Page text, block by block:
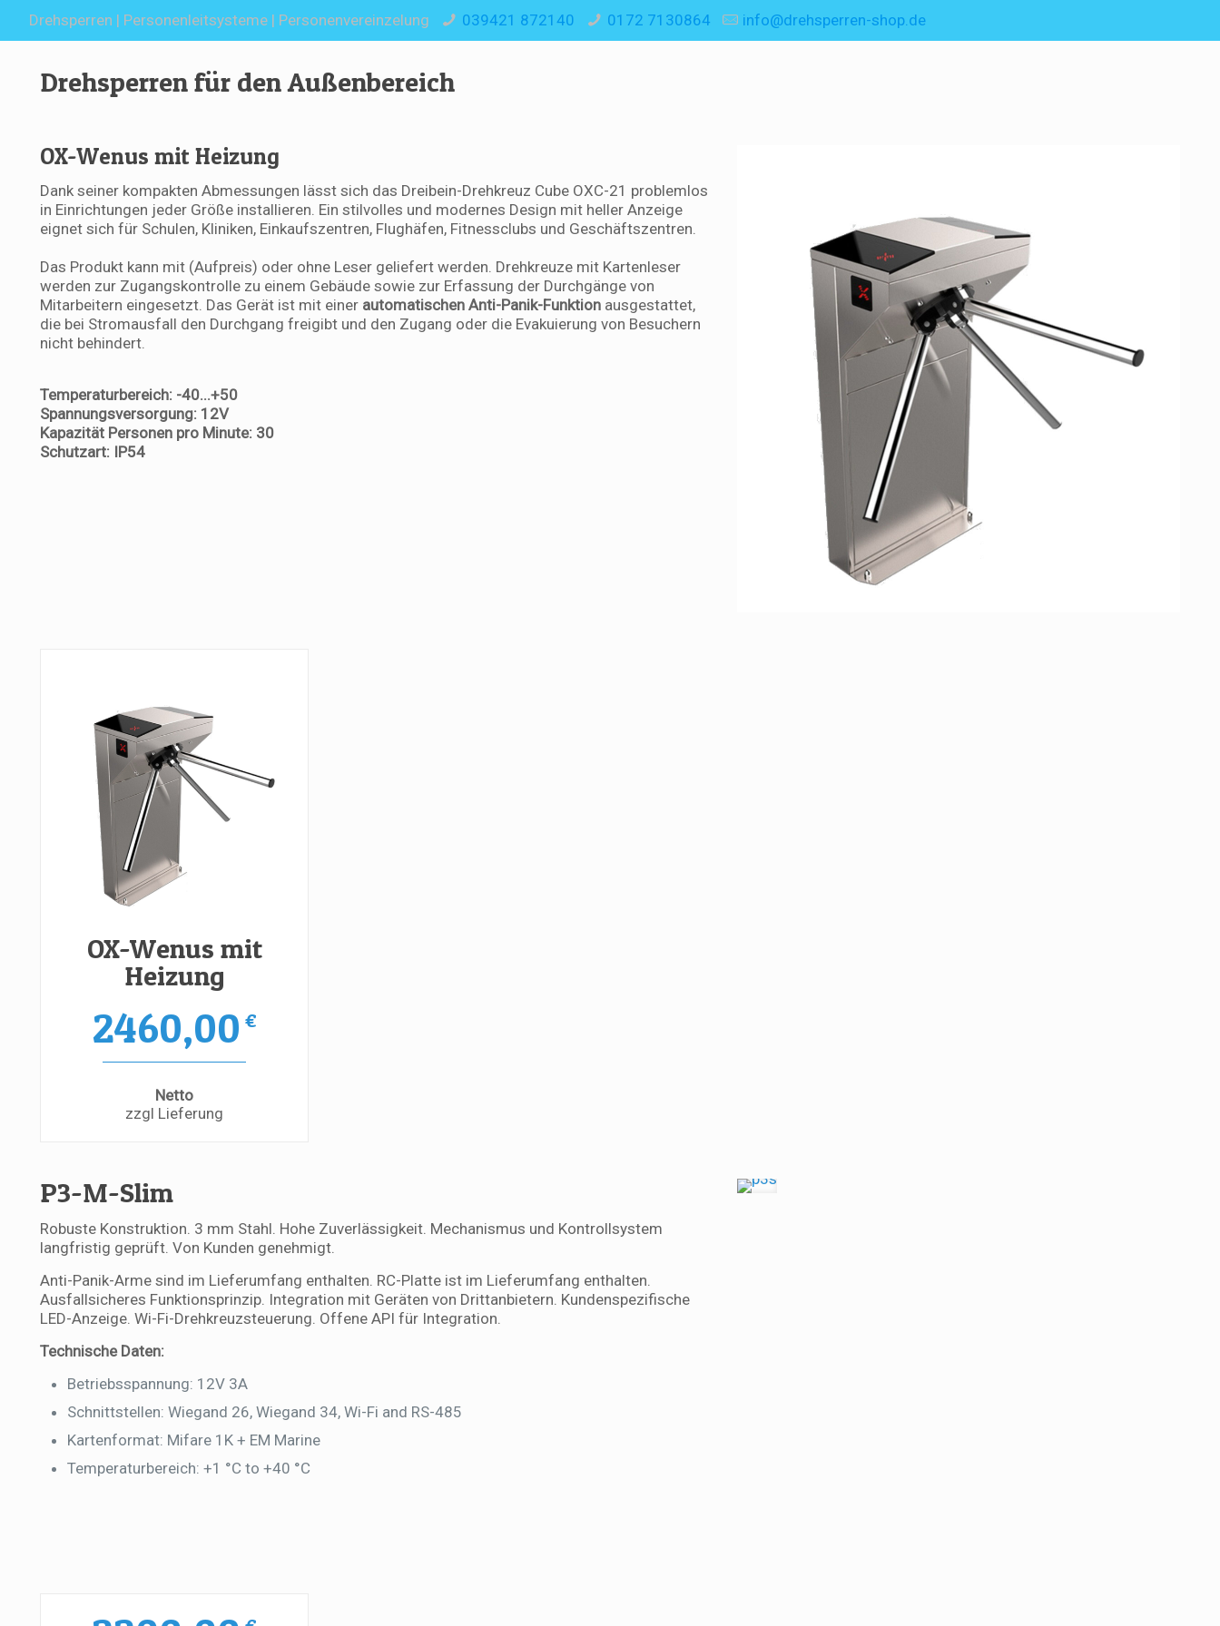
Drehsperren | Personenleitsysteme | Personenvereinzelung 039421 872140 0172 7130864 info@drehsperren-shop.de
Drehsperren für den Außenbereich
OX-Wenus mit Heizung
Dank seiner kompakten Abmessungen lässt sich das Dreibein-Drehkreuz Cube OXC-21 problemlos
in Einrichtungen jeder Größe installieren. Ein stilvolles und modernes Design mit heller Anzeige
eignet sich für Schulen, Kliniken, Einkaufszentren, Flughäfen, Fitnessclubs und Geschäftszentren.
Das Produkt kann mit (Aufpreis) oder ohne Leser geliefert werden. Drehkreuze mit Kartenleser
werden zur Zugangskontrolle zu einem Gebäude sowie zur Erfassung der Durchgänge von
Mitarbeitern eingesetzt. Das Gerät ist mit einer automatischen Anti-Panik-Funktion ausgestattet,
die bei Stromausfall den Durchgang freigibt und den Zugang oder die Evakuierung von Besuchern
nicht behindert.
Temperaturbereich: -40...+50
Spannungsversorgung: 12V
Kapazität Personen pro Minute: 30
Schutzart: IP54
OX-Wenus mit
Heizung
2460,00 €
Netto
zzgl Lieferung
P3-M-Slim
Robuste Konstruktion. 3 mm Stahl. Hohe Zuverlässigkeit. Mechanismus und Kontrollsystem
langfristig geprüft. Von Kunden genehmigt.
Anti-Panik-Arme sind im Lieferumfang enthalten. RC-Platte ist im Lieferumfang enthalten.
Ausfallsicheres Funktionsprinzip. Integration mit Geräten von Drittanbietern. Kundenspezifische
LED-Anzeige. Wi-Fi-Drehkreuzsteuerung. Offene API für Integration.
Technische Daten:
Betriebsspannung: 12V 3A
Schnittstellen: Wiegand 26, Wiegand 34, Wi-Fi and RS-485
Kartenformat: Mifare 1K + EM Marine
Temperaturbereich: +1 °C to +40 °C